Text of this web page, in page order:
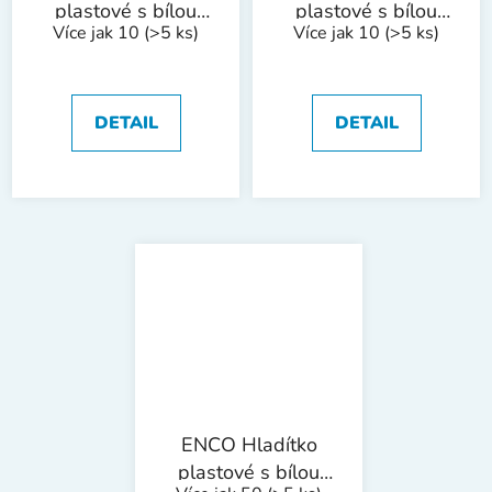
plastové s bílou
plstí | 250x130x8
Více jak 10 (>5 ks)
DETAIL
plastové s bílou
plstí |
Více jak 10 (>5 ks)
DETAIL
ENCO Hladítko
plastové s bílou